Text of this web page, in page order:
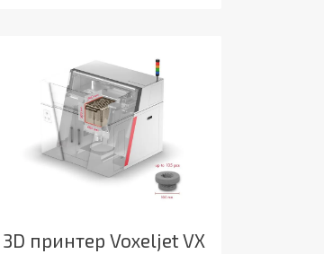
3D принтер Voxeljet VX